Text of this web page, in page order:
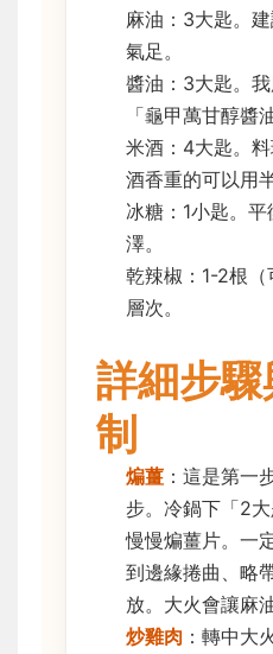
麻油：3大匙。
氣足。
醬油：3大匙。
「龜甲萬甘醇醬
米酒：4大匙。
酒香重的可以用
冰糖：1小匙。
澤。
乾辣椒：1-2根
層次。
詳細步
制
煸薑 ：這是第一
步。冷鍋下「2
慢慢煸薑片。一
到邊緣捲曲、略
放。大火會讓麻
炒雞肉 ：轉中大